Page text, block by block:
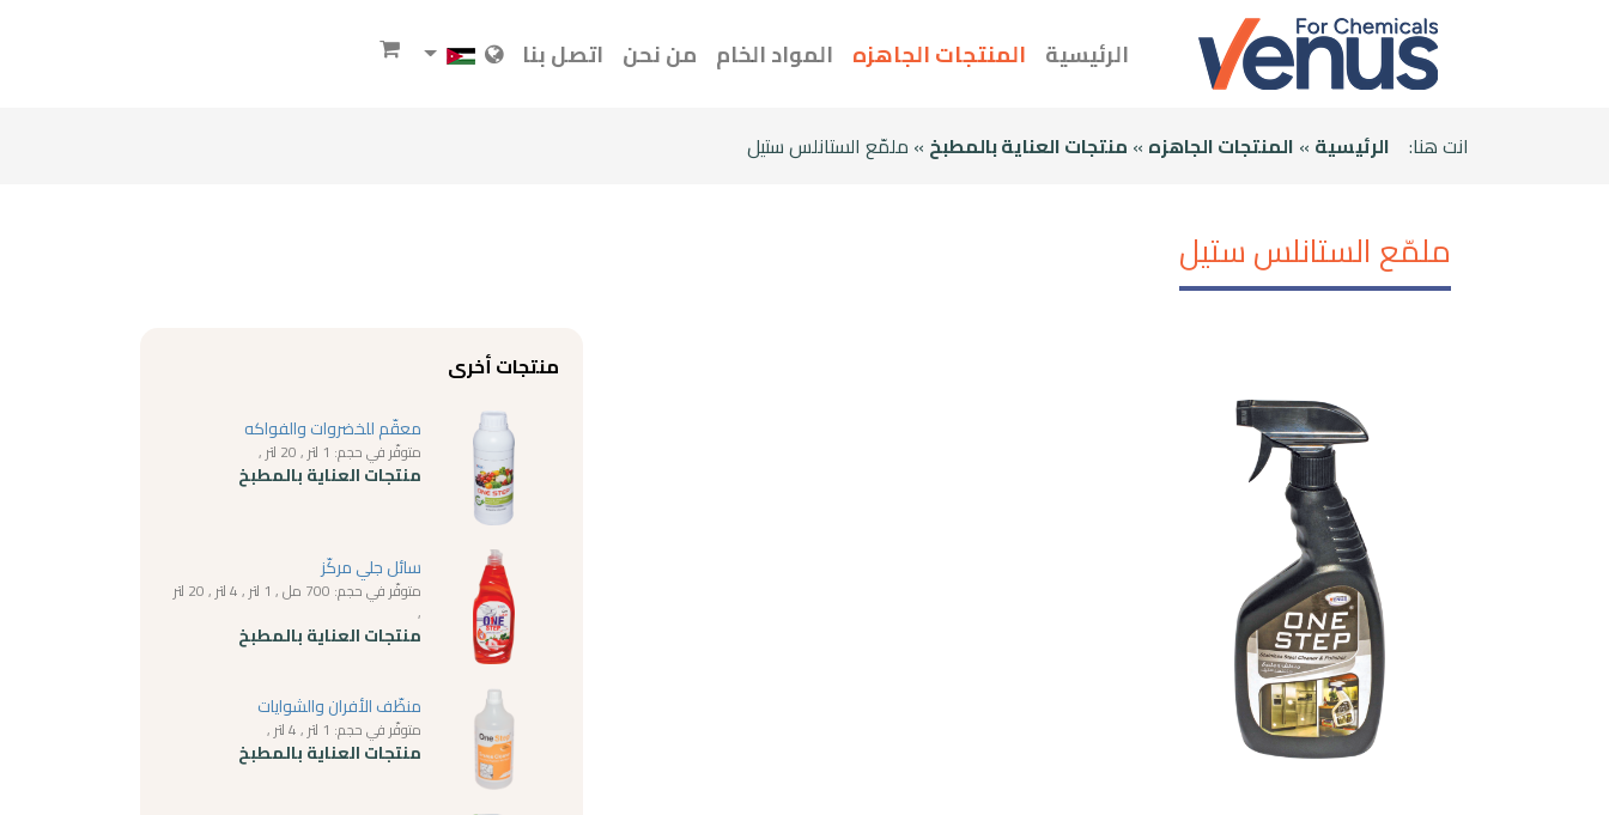
الرئيسية المنتجات الجاهزه المواد الخام من نحن اتصل بنا
انت هنا: الرئيسية » المنتجات الجاهزه » منتجات العناية بالمطبخ » ملمّع الستانلس ستيل
ملمّع الستانلس ستيل
منتجات أخرى
معقّم للخضروات والفواكه
متوفّر في حجم: 1 لتر , 20 لتر ,
منتجات العناية بالمطبخ
سائل جلي مركّز
متوفّر في حجم: 700 مل , 1 لتر , 4 لتر , 20 لتر
,
منتجات العناية بالمطبخ
منظّف الأفران والشوايات
متوفّر في حجم: 1 لتر , 4 لتر ,
منتجات العناية بالمطبخ